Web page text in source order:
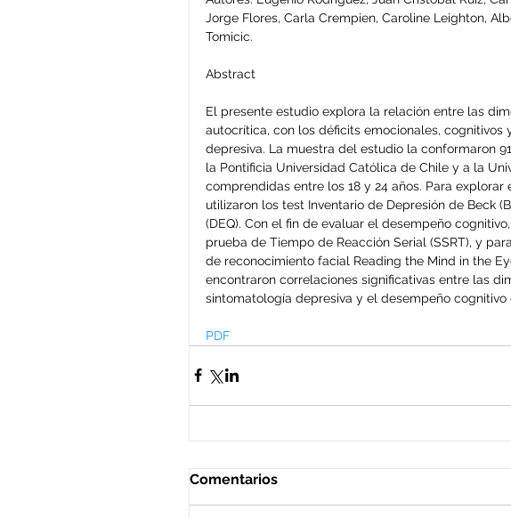
Jorge Flores, Carla Crempien, Caroline Leighton,
Tomicic.
Abstract
El presente estudio explora la relación entre las
autocrítica, con los déficits emocionales, cognitivos
depresiva. La muestra del estudio la conformaron
la Pontificia Universidad Católica de Chile y a la
comprendidas entre los 18 y 24 años. Para
utilizaron los test Inventario de Depresión de Beck
(DEQ). Con el fin de evaluar el desempeño
prueba de Tiempo de Reacción Serial (SSRT), y
de reconocimiento facial Reading the Mind in the
encontraron correlaciones significativas entre las
sintomatología depresiva y el desempeño cognitivo
PDF
Comentarios